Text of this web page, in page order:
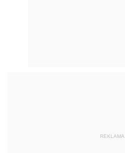
REKLAMA